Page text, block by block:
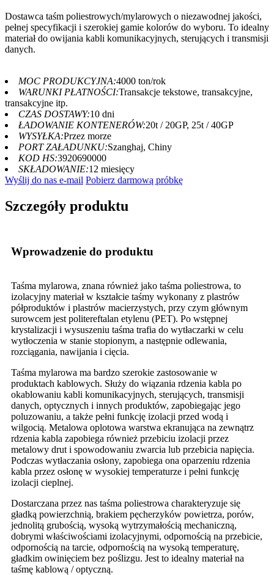
Dostawca taśm poliestrowych/mylarowych o niezawodnej jakości,
pełnej specyfikacji i szerokiej gamie kolorów do wyboru. To idealny
materiał do owijania kabli komunikacyjnych, sterujących i transmisji
danych.
MOC PRODUKCYJNA:4000 ton/rok
WARUNKI PŁATNOŚCI:Transakcje tekstowe, transakcyjne,
transakcyjne itp.
CZAS DOSTAWY:10 dni
ŁADOWANIE KONTENERÓW:20t / 20GP, 25t / 40GP
WYSYŁKA:Przez morze
PORT ZAŁADUNKU:Szanghaj, Chiny
KOD HS:3920690000
SKŁADOWANIE:12 miesięcy
Wyślij do nas e-mail Pobierz darmową próbkę
Szczegóły produktu
Wprowadzenie do produktu
Taśma mylarowa, znana również jako taśma poliestrowa, to
izolacyjny materiał w kształcie taśmy wykonany z plastrów
półproduktów i plastrów macierzystych, przy czym głównym
surowcem jest politereftalan etylenu (PET). Po wstępnej
krystalizacji i wysuszeniu taśma trafia do wytłaczarki w celu
wytłoczenia w stanie stopionym, a następnie odlewania,
rozciągania, nawijania i cięcia.
Taśma mylarowa ma bardzo szerokie zastosowanie w
produktach kablowych. Służy do wiązania rdzenia kabla po
okablowaniu kabli komunikacyjnych, sterujących, transmisji
danych, optycznych i innych produktów, zapobiegając jego
poluzowaniu, a także pełni funkcję izolacji przed wodą i
wilgocią. Metalowa oplotowa warstwa ekranująca na zewnątrz
rdzenia kabla zapobiega również przebiciu izolacji przez
metalowy drut i spowodowaniu zwarcia lub przebicia napięcia.
Podczas wytłaczania osłony, zapobiega ona oparzeniu rdzenia
kabla przez osłonę w wysokiej temperaturze i pełni funkcję
izolacji cieplnej.
Dostarczana przez nas taśma poliestrowa charakteryzuje się
gładką powierzchnią, brakiem pęcherzyków powietrza, porów,
jednolitą grubością, wysoką wytrzymałością mechaniczną,
dobrymi właściwościami izolacyjnymi, odpornością na przebicie,
odpornością na tarcie, odpornością na wysoką temperaturę,
gładkim owinięciem bez poślizgu. Jest to idealny materiał na
taśmę kablową / optyczną.